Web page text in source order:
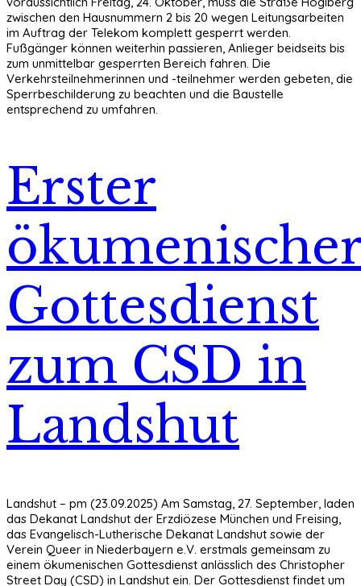
zwischen den Hausnummern 2 bis 20 wegen Leitungsarbeiten
im Auftrag der Telekom komplett gesperrt werden.
Fußgänger können weiterhin passieren, Anlieger beidseits bis
zum unmittelbar gesperrten Bereich fahren. Die
Verkehrsteilnehmerinnen und -teilnehmer werden gebeten, die
Sperrbeschilderung zu beachten und die Baustelle
entsprechend zu umfahren.
Erster
Gottesdienst
zum CSD in
Landshut
Landshut – pm (23.09.2025) Am Samstag, 27. September, laden
das Dekanat Landshut der Erzdiözese München und Freising,
das Evangelisch-Lutherische Dekanat Landshut sowie der
Verein Queer in Niederbayern e.V. erstmals gemeinsam zu
einem ökumenischen Gottesdienst anlässlich des Christopher
Street Day (CSD) in Landshut ein. Der Gottesdienst findet um